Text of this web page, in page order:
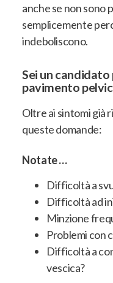
anche se non sono
semplicemente
indeboliscono.
Sei un
pavimento
Oltre ai sintomi già
queste domande:
Notate …
Difficoltà a
Difficoltà ad
Minzione
Problemi con
Difficoltà a
vescica?